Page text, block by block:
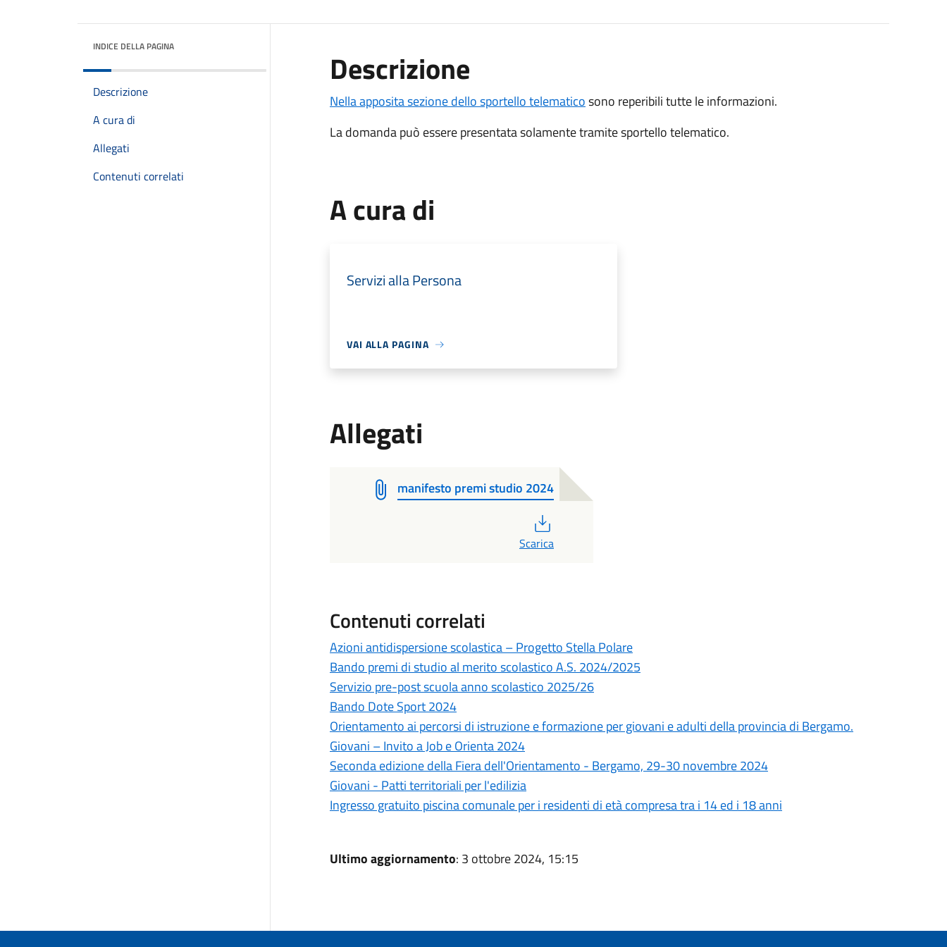
INDICE DELLA PAGINA
Descrizione
A cura di
Allegati
Contenuti correlati
Descrizione
Nella apposita sezione dello sportello telematicosono reperibili tutte le informazioni.
La domanda può essere presentata solamente tramite sportello telematico.
A cura di
Servizi alla Persona
VAI ALLA PAGINA
Allegati
manifesto premi studio 2024
Scarica
Contenuti correlati
Azioni antidispersione scolastica – Progetto Stella Polare
Bando premi di studio al merito scolastico A.S. 2024/2025
Servizio pre-post scuola anno scolastico 2025/26
Bando Dote Sport 2024
Orientamento ai percorsi di istruzione e formazione per giovani e adulti della provincia di Bergamo.
Giovani – Invito a Job e Orienta 2024
Seconda edizione della Fiera dell'Orientamento - Bergamo, 29-30 novembre 2024
Giovani - Patti territoriali per l'edilizia
Ingresso gratuito piscina comunale per i residenti di età compresa tra i 14 ed i 18 anni
Ultimo aggiornamento: 3 ottobre 2024, 15:15